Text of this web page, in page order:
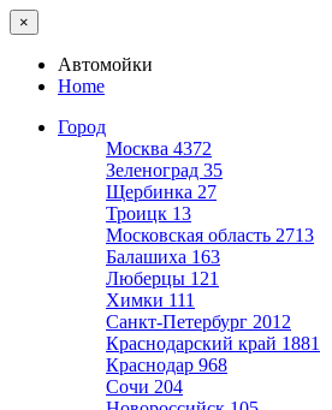
×
Автомойки
Home
Город
Москва 4372
Зеленоград 35
Щербинка 27
Троицк 13
Московская область 2713
Балашиха 163
Люберцы 121
Химки 111
Санкт-Петербург 2012
Краснодарский край 1881
Краснодар 968
Сочи 204